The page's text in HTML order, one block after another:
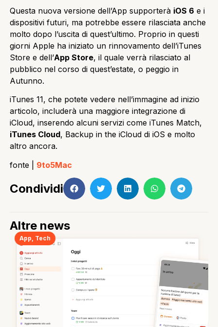
Questa nuova versione dell’App supporterà iOS 6 e i
dispositivi futuri, ma potrebbe essere rilasciata anche
molto dopo l’uscita di quest’ultimo. Proprio in questi
giorni Apple ha iniziato un rinnovamento dell’iTunes
Store e dell’App Store, il quale verrà rilasciato al
pubblico nel corso di quest’estate, o peggio in
Autunno.
iTunes 11, che potete vedere nell’immagine ad inizio
articolo, includerà una maggiore integrazione di
iCloud, inserendo alcuni servizi come iTunes Match,
iTunes Cloud, Backup in the iCloud di iOS e molto
altro ancora.
fonte | 9to5Mac
Condividi
Altre news
App, Tech